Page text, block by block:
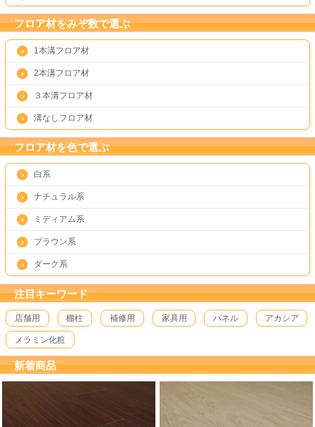
フロア材をみぞ数で選ぶ
1本溝フロア材
2本溝フロア材
３本溝フロア材
溝なしフロア材
フロア材を色で選ぶ
白系
ナチュラル系
ミディアム系
ブラウン系
ダーク系
注目キーワード
店舗用 棚柱 補修用 家具用 パネル アカシア
メラミン化粧
新着商品